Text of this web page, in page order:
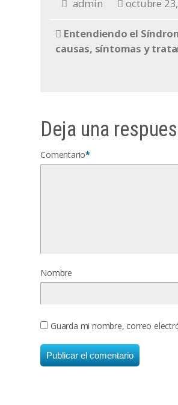
admin octubre
Entendiendo el
causas, síntomas y
Deja una
Comentario*
Nombre
Guarda mi nombre, correo